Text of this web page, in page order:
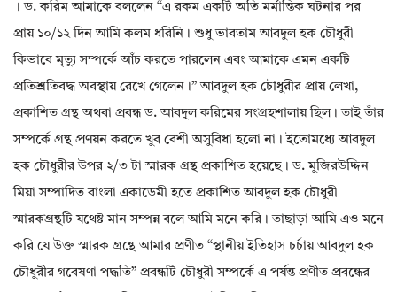
। ড. করিম আমাকে বললেন “এ রকম একটি অতি মর্মান্তিক ঘটনার পর
প্রায় ১০/১২ দিন আমি কলম ধরিনি। শুধু ভাবতাম আবদুল হক চৌধুরী
কিভাবে মৃত্যু সম্পর্কে আঁচ করতে পারলেন এবং আমাকে এমন একটি
প্রতিশ্রতিবদ্ধ অবস্থায় রেখে গেলেন।” আবদুল হক চৌধুরীর প্রায় লেখা,
প্রকাশিত গ্রন্থ অথবা প্রবন্ধ ড. আবদুল করিমের সংগ্রহশালায় ছিল। তাই তাঁর
সম্পর্কে গ্রন্থ প্রণয়ন করতে খুব বেশী অসুবিধা হলো না। ইতোমধ্যে আবদুল
হক চৌধুরীর উপর ২/৩ টা স্মারক গ্রন্থ প্রকাশিত হয়েছে। ড. মুজিরউদ্দিন
মিয়া সম্পাদিত বাংলা একাডেমী হতে প্রকাশিত আবদুল হক চৌধুরী
স্মারকগ্রন্থটি যথেষ্ট মান সম্পন্ন বলে আমি মনে করি। তাছাড়া আমি এও মনে
করি যে উক্ত স্মারক গ্রন্থে আমার প্রণীত “স্থানীয় ইতিহাস চর্চায় আবদুল হক
চৌধুরীর গবেষণা পদ্ধতি” প্রবন্ধটি চৌধুরী সম্পর্কে এ পর্যন্ত প্রণীত প্রবন্ধের